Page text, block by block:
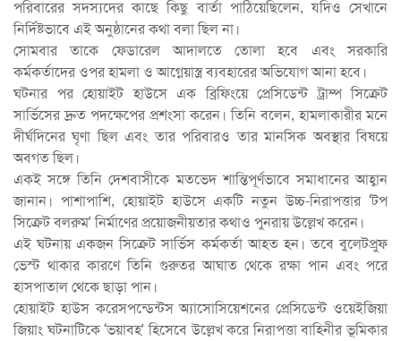
পরিবারের সদস্যদের কাছে কিছু বার্তা পাঠিয়েছিলেন, যদিও সেখানে
নির্দিষ্টভাবে এই অনুষ্ঠানের কথা বলা ছিল না।
সোমবার তাকে ফেডারেল আদালতে তোলা হবে এবং সরকারি
কর্মকর্তাদের ওপর হামলা ও আগ্নেয়াস্ত্র ব্যবহারের অভিযোগ আনা হবে।
ঘটনার পর হোয়াইট হাউসে এক ব্রিফিংয়ে প্রেসিডেন্ট ট্রাম্প সিক্রেট
সার্ভিসের দ্রুত পদক্ষেপের প্রশংসা করেন। তিনি বলেন, হামলাকারীর মনে
দীর্ঘদিনের ঘৃণা ছিল এবং তার পরিবারও তার মানসিক অবস্থার বিষয়ে
অবগত ছিল।
একই সঙ্গে তিনি দেশবাসীকে মতভেদ শান্তিপূর্ণভাবে সমাধানের আহ্বান
জানান। পাশাপাশি, হোয়াইট হাউসে একটি নতুন উচ্চ-নিরাপত্তার ‘টপ
সিক্রেট বলরুম’ নির্মাণের প্রয়োজনীয়তার কথাও পুনরায় উল্লেখ করেন।
এই ঘটনায় একজন সিক্রেট সার্ভিস কর্মকর্তা আহত হন। তবে বুলেটপ্রুফ
ভেস্ট থাকার কারণে তিনি গুরুতর আঘাত থেকে রক্ষা পান এবং পরে
হাসপাতাল থেকে ছাড়া পান।
হোয়াইট হাউস করেসপন্ডেন্টস অ্যাসোসিয়েশনের প্রেসিডেন্ট ওয়েইজিয়া
জিয়াং ঘটনাটিকে ‘ভয়াবহ’ হিসেবে উল্লেখ করে নিরাপত্তা বাহিনীর ভূমিকার